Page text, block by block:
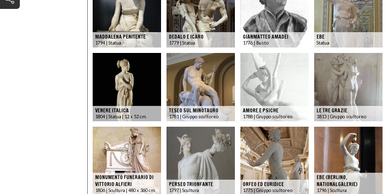
MADDALENA PENITENTE
1794 | Statua
DEDALO E ICARO
1779 | Statua
GIANMATTEO AMADEI
1776 | Busto
EBE
Statua
VENERE ITALICA
1804 | Statua | 12 x 52 cm.
TESEO SUL MINOTAURO
1781 | Gruppo scultoreo
AMORE E PSICHE
1788 | Gruppo scultoreo
LE TRE GRAZIE
1813 | Gruppo scultoreo
MONUMENTO FUNERARIO DI
VITTORIO ALFIERI
1806 | Scultura | 480 x 360 cm.
PERSEO TRIONFANTE
1797 | Scultura
ORFEO ED EURIDICE
1775 | Gruppo scultoreo
EBE (BERLINO,
NATIONALGALERIE)
1796 | Scultura